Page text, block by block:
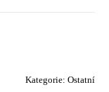
Kategorie: Ostatní